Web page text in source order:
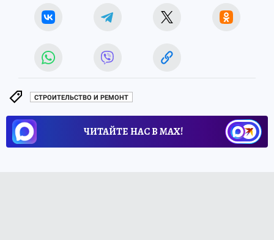
СТРОИТЕЛЬСТВО И РЕМОНТ
ЧИТАЙТЕ НАС В МАХ!